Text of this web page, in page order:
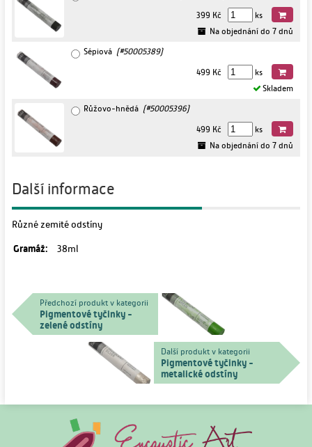
399 Kč
ks
Na objednání do 7 dnů
Sépiová (#50005389)
499 Kč
ks
Skladem
Růžovo-hnědá (#50005396)
499 Kč
ks
Na objednání do 7 dnů
Další informace
Různé zemité odstíny
Gramáž: 38ml
Předchozí produkt v kategorii
Pigmentové tyčinky -
zelené odstíny
Další produkt v kategorii
Pigmentové tyčinky -
metalické odstíny